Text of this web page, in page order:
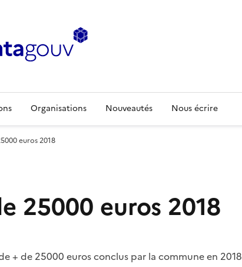
Organisations Nouveautés Nous écrire
euros 2018
25000 euros 2018
+ de 25000 euros conclus par la commune en 2018